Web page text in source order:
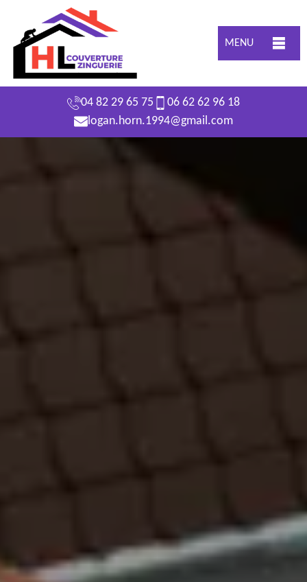
MENU
04 82 29 65 75
06 62 62 96 18
logan.horn.1994@gmail.com